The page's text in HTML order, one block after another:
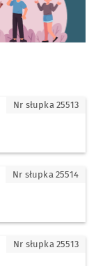
Nr słupka 25513
Nr słupka 25514
Nr słupka 25513